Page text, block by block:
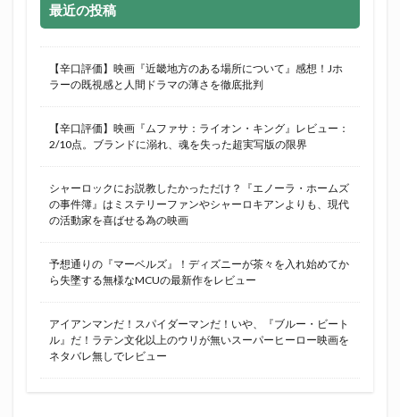
最近の投稿
【辛口評価】映画『近畿地方のある場所について』感想！Jホ
ラーの既視感と人間ドラマの薄さを徹底批判
【辛口評価】映画『ムファサ：ライオン・キング』レビュー：
2/10点。ブランドに溺れ、魂を失った超実写版の限界
シャーロックにお説教したかっただけ？『エノーラ・ホームズ
の事件簿』はミステリーファンやシャーロキアンよりも、現代
の活動家を喜ばせる為の映画
予想通りの『マーベルズ』！ディズニーが茶々を入れ始めてか
ら失墜する無様なMCUの最新作をレビュー
アイアンマンだ！スパイダーマンだ！いや、『ブルー・ビート
ル』だ！ラテン文化以上のウリが無いスーパーヒーロー映画を
ネタバレ無しでレビュー